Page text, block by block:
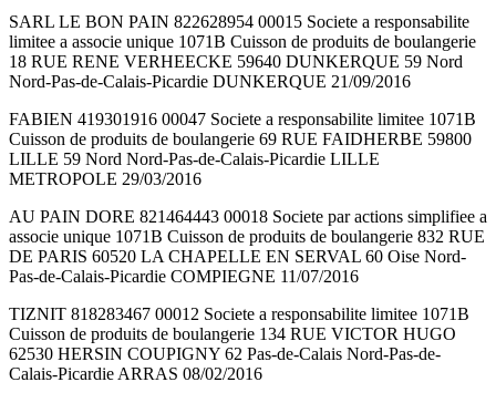
SARL LE BON PAIN 822628954 00015 Societe a responsabilite
limitee a associe unique 1071B Cuisson de produits de boulangerie
18 RUE RENE VERHEECKE 59640 DUNKERQUE 59 Nord
Nord-Pas-de-Calais-Picardie DUNKERQUE 21/09/2016
FABIEN 419301916 00047 Societe a responsabilite limitee 1071B
Cuisson de produits de boulangerie 69 RUE FAIDHERBE 59800
LILLE 59 Nord Nord-Pas-de-Calais-Picardie LILLE
METROPOLE 29/03/2016
AU PAIN DORE 821464443 00018 Societe par actions simplifiee a
associe unique 1071B Cuisson de produits de boulangerie 832 RUE
DE PARIS 60520 LA CHAPELLE EN SERVAL 60 Oise Nord-
Pas-de-Calais-Picardie COMPIEGNE 11/07/2016
TIZNIT 818283467 00012 Societe a responsabilite limitee 1071B
Cuisson de produits de boulangerie 134 RUE VICTOR HUGO
62530 HERSIN COUPIGNY 62 Pas-de-Calais Nord-Pas-de-
Calais-Picardie ARRAS 08/02/2016